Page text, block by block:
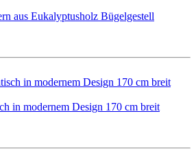
aus Eukalyptusholz Bügelgestell
in modernem Design 170 cm breit